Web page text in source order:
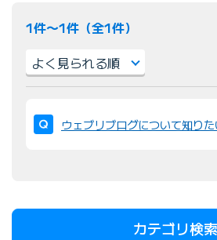
1件〜1件（全1件）
び
替
ウェブリブログについて知りた
カテゴリ検索